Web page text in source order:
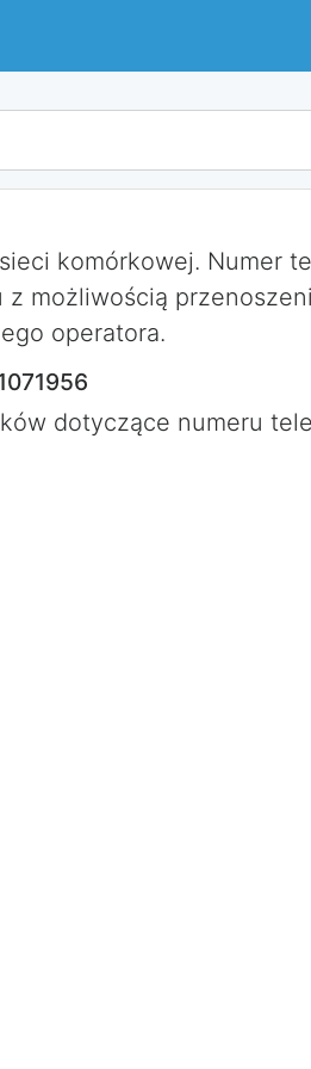
komórkowej. Numer
z możliwością
operatora.
dotyczące numeru